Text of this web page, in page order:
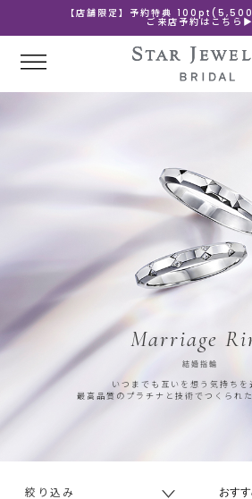
【店舗限定】予約特典
ご来店予約はこちら▶
Marriage
結婚指輪
いつまでも互いを想う気持ちを
最高品質のプラチナと技術でつくられ
絞り込み